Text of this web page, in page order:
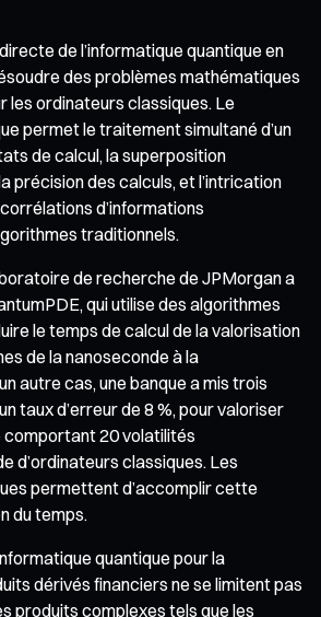
de l’informatique quantique en
des problèmes mathématiques
les ordinateurs classiques. Le
permet le traitement simultané d’un
de calcul, la superposition
précision des calculs, et l’intrication
d’informations
traditionnels.
de recherche de JPMorgan a
qui utilise des algorithmes
le temps de calcul de la valorisation
de la nanoseconde à la
autre cas, une banque a mis trois
taux d’erreur de 8 %, pour valoriser
comportant 20 volatilités
d’ordinateurs classiques. Les
permettent d’accomplir cette
du temps.
quantique pour la
dérivés financiers ne se limitent pas
produits complexes tels que les